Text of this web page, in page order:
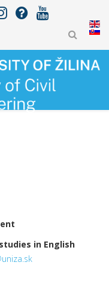
in English